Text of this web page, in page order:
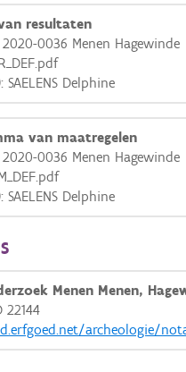
−
Basiskaart
Basiskaart
Basiskaart in grijswaarden
resultaten
0036 Menen Hagewinde
SAELENS Delphine
van maatregelen
0036 Menen Hagewinde
SAELENS Delphine
Menen Menen,
22144
archeologie/